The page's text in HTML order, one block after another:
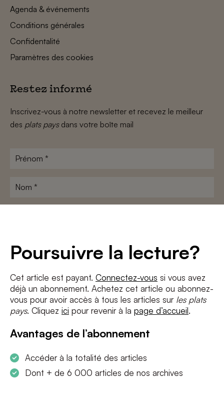
Poursuivre la lecture?
Cet article est payant. Connectez-vous si vous avez
déjà un abonnement. Achetez cet article ou abonnez-
vous pour avoir accès à tous les articles sur les plats
pays. Cliquez ici pour revenir à la page d’accueil.
Avantages de l’abonnement
Accéder à la totalité des articles
Dont + de 6 000 articles de nos archives
Agenda & événements
Conditions générales
Confidentalité
Paramètres des cookies
Restez informé
Inscrivez-vous à notre newsletter et recevez le meilleur
des plats paysdans votre boîte mail
Prénom
Nom
J'accepte les termes et conditions etla politique de confidentialité
S'INSCRIRE